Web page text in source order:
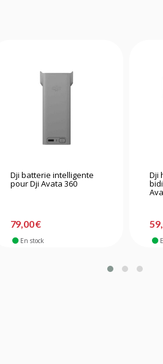
Dji batterie intelligente
pour Dji Avata 360
79,00 €
En stock
Dji